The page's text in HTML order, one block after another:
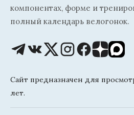
компонентах, форме и
полный календарь велогонок.
Сайт предназначен для
лет.